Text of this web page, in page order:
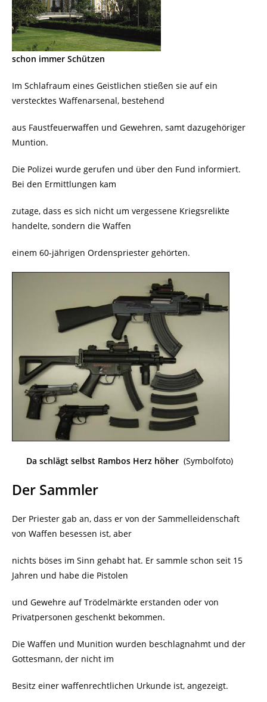
schon immer Schützen
Im Schlafraum eines Geistlichen stießen sie auf ein
verstecktes Waffenarsenal, bestehend
aus Faustfeuerwaffen und Gewehren, samt dazugehöriger
Muntion.
Die Polizei wurde gerufen und über den Fund informiert.
Bei den Ermittlungen kam
zutage, dass es sich nicht um vergessene Kriegsrelikte
handelte, sondern die Waffen
einem 60-jährigen Ordenspriester gehörten.
Da schlägt selbst Rambos Herz höher (Symbolfoto)
Der Sammler
Der Priester gab an, dass er von der Sammelleidenschaft
von Waffen besessen ist, aber
nichts böses im Sinn gehabt hat. Er sammle schon seit 15
Jahren und habe die Pistolen
und Gewehre auf Trödelmärkte erstanden oder von
Privatpersonen geschenkt bekommen.
Die Waffen und Munition wurden beschlagnahmt und der
Gottesmann, der nicht im
Besitz einer waffenrechtlichen Urkunde ist, angezeigt.